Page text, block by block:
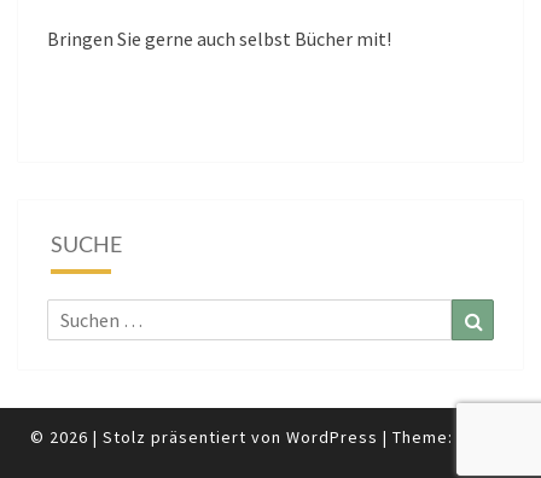
Bringen Sie gerne auch selbst Bücher mit!
SUCHE
Suchen
nach:
© 2026 | Stolz präsentiert von WordPress | Theme: